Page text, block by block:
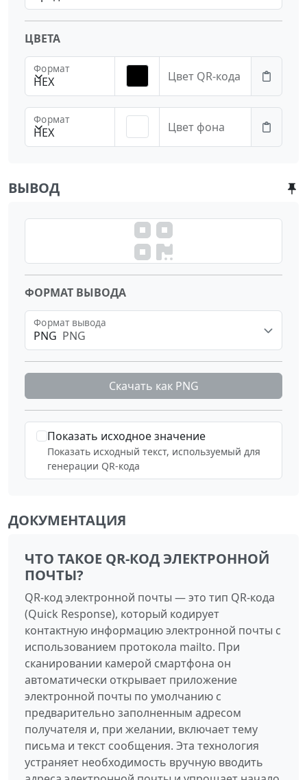
ЦВЕТА
HEX
Формат
Цвет QR-кода
HEX
Формат
Цвет фона
ВЫВОД
ФОРМАТ ВЫВОДА
PNG PNG
Формат вывода
Скачать как PNG
Показать исходное значение
Показать исходный текст, используемый для
генерации QR-кода
ДОКУМЕНТАЦИЯ
ЧТО ТАКОЕ QR-КОД ЭЛЕКТРОННОЙ
ПОЧТЫ?
QR-код электронной почты — это тип QR-кода
(Quick Response), который кодирует
контактную информацию электронной почты с
использованием протокола mailto. При
сканировании камерой смартфона он
автоматически открывает приложение
электронной почты по умолчанию с
предварительно заполненным адресом
получателя и, при желании, включает тему
письма и текст сообщения. Эта технология
устраняет необходимость вручную вводить